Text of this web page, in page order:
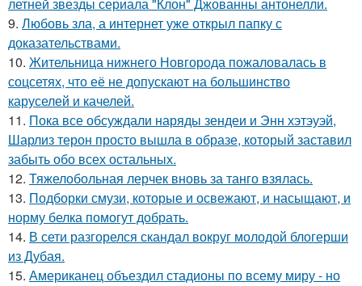
9. Любовь зла, а интернет уже открыл папку с
доказательствами.
10. Жительница нижнего Новгорода пожаловалась в
соцсетях, что её не допускают на большинство
каруселей и качелей.
11. Пока все обсуждали наряды зендеи и Энн хэтэуэй,
Шарлиз терон просто вышла в образе, который заставил
забыть обо всех остальных.
12. Тяжелобольная лерчек вновь за танго взялась.
13. Подборки смузи, которые и освежают, и насыщают, и
норму белка помогут добрать.
14. В сети разгорелся скандал вокруг молодой блогерши
из Дубая.
15. Американец объездил стадионы по всему миру - но